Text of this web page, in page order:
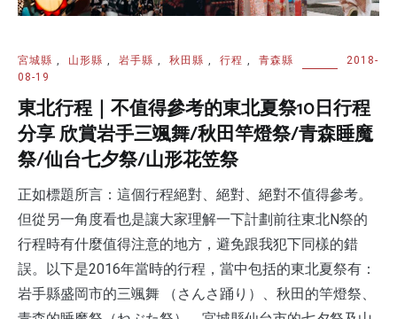
宮城縣 , 山形縣 , 岩手縣 , 秋田縣 , 行程 , 青森縣
2018-
08-19
東北行程｜不值得參考的東北夏祭10日行程
分享 欣賞岩手三颯舞/秋田竿燈祭/青森睡魔
祭/仙台七夕祭/山形花笠祭
正如標題所言：這個行程絕對、絕對、絕對不值得參考。
但從另一角度看也是讓大家理解一下計劃前往東北N祭的
行程時有什麼值得注意的地方，避免跟我犯下同樣的錯
誤。以下是2016年當時的行程，當中包括的東北夏祭有：
岩手縣盛岡市的三颯舞 （さんさ踊り）、秋田的竿燈祭、